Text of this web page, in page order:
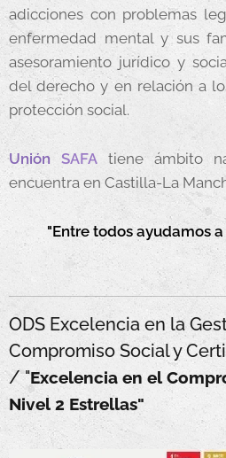
adicciones con problemas
enfermedad mental y sus
asesoramiento jurídico y
del derecho y en relación a
protección social.
Unión SAFA tiene ámbito
encuentra en Castilla-La
"Entre todos ayudamos
ODS Excelencia en la
Compromiso Social y
/ "Excelencia en el
Nivel 2 Estrellas"